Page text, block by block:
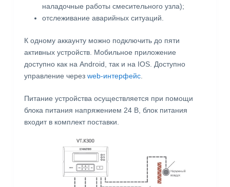
наладочные работы смесительного узла);
отслеживание аварийных ситуаций.
К одному аккаунту можно подключить до пяти
активных устройств. Мобильное приложение
доступно как на Android, так и на IOS. Доступно
управление через web-интерфейс.
Питание устройства осуществляется при помощи
блока питания напряжением 24 В, блок питания
входит в комплект поставки.